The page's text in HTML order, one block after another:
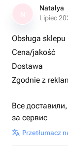
Natalya
Lipiec
Obsługa sklepu
Cena/jakość
Dostawa
Zgodnie z
Все
за сервис
Przetłumacz